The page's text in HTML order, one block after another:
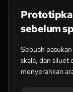
sebelum
Sebuah
skala, dan siluet
menyerahkan